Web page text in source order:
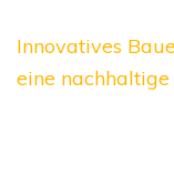
Innovatives
eine